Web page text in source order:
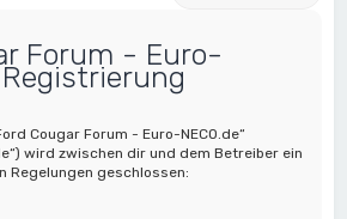
Forum - Euro-
Cougar Forum - Euro-NECO.de“
wird zwischen dir und dem Betreiber ein
Regelungen geschlossen: